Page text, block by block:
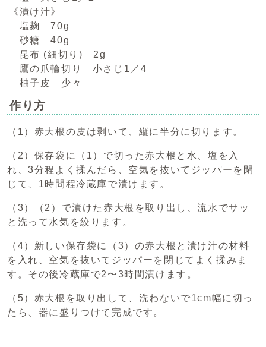
《漬け汁》
塩麹 70g
砂糖 40g
昆布 (細切り) 2g
鷹の爪輪切り 小さじ1／4
柚子皮 少々
作り方
（1）赤大根の皮は剥いて、縦に半分に切ります。
（2）保存袋に（1）で切った赤大根と水、塩を入
れ、3分程よく揉んだら、空気を抜いてジッパーを閉
じて、1時間程冷蔵庫で漬けます。
（3）（2）で漬けた赤大根を取り出し、流水でサッ
と洗って水気を絞ります。
（4）新しい保存袋に（3）の赤大根と漬け汁の材料
を入れ、空気を抜いてジッパーを閉じてよく揉みま
す。その後冷蔵庫で2〜3時間漬けます。
（5）赤大根を取り出して、洗わないで1cm幅に切っ
たら、器に盛りつけて完成です。